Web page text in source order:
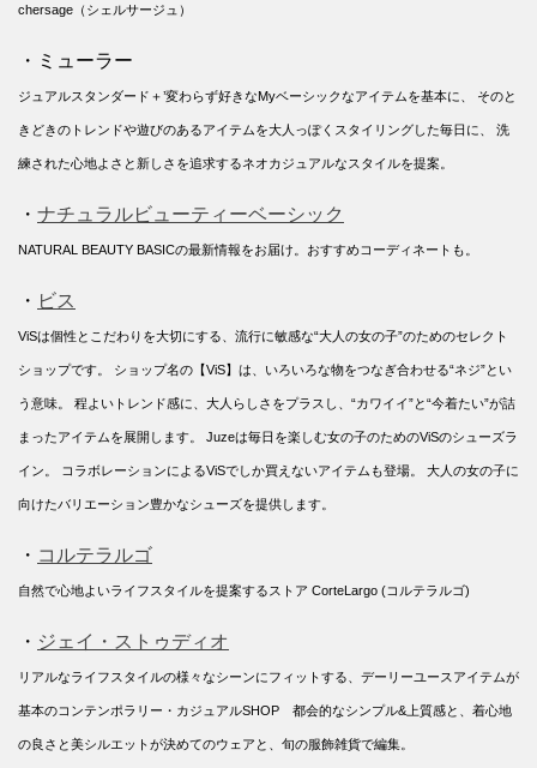
chersage（シェルサージュ）
・ミューラー
ジュアルスタンダード＋’変わらず好きなMyベーシックなアイテムを基本に、 そのと
きどきのトレンドや遊びのあるアイテムを大人っぽくスタイリングした毎日に、 洗
練された心地よさと新しさを追求するネオカジュアルなスタイルを提案。
・ ナチュラルビューティーベーシック
NATURAL BEAUTY BASICの最新情報をお届け。おすすめコーディネートも。
・ ビス
ViSは個性とこだわりを大切にする、流行に敏感な“大人の女の子”のためのセレクト
ショップです。 ショップ名の【ViS】は、いろいろな物をつなぎ合わせる“ネジ”とい
う意味。 程よいトレンド感に、大人らしさをプラスし、“カワイイ”と“今着たい”が詰
まったアイテムを展開します。 Juzeは毎日を楽しむ女の子のためのViSのシューズラ
イン。 コラボレーションによるViSでしか買えないアイテムも登場。 大人の女の子に
向けたバリエーション豊かなシューズを提供します。
・ コルテラルゴ
自然で心地よいライフスタイルを提案するストア CorteLargo (コルテラルゴ)
・ ジェイ・ストゥディオ
リアルなライフスタイルの様々なシーンにフィットする、デーリーユースアイテムが
基本のコンテンポラリー・カジュアルSHOP 都会的なシンプル&上質感と、着心地
の良さと美シルエットが決めてのウェアと、旬の服飾雑貨で編集。